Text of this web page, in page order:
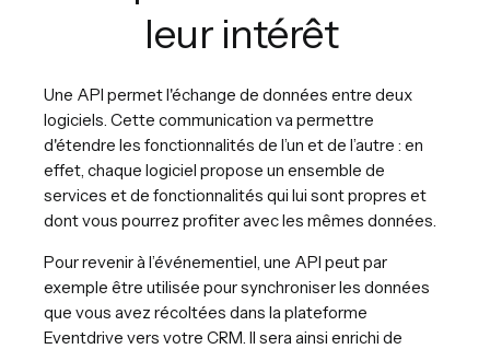
leur intérêt
Une API permet l'échange de données entre deux
logiciels. Cette communication va permettre
d'étendre les fonctionnalités de l’un et de l’autre : en
effet, chaque logiciel propose un ensemble de
services et de fonctionnalités qui lui sont propres et
dont vous pourrez profiter avec les mêmes données.
Pour revenir à l’événementiel, une API peut par
exemple être utilisée pour synchroniser les données
que vous avez récoltées dans la plateforme
Eventdrive vers votre CRM. Il sera ainsi enrichi de